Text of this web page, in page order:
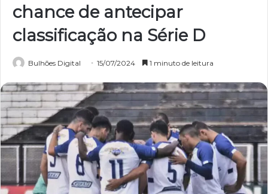
chance de antecipar
classificação na Série D
Bulhões Digital 15/07/2024 1 minuto de leitura